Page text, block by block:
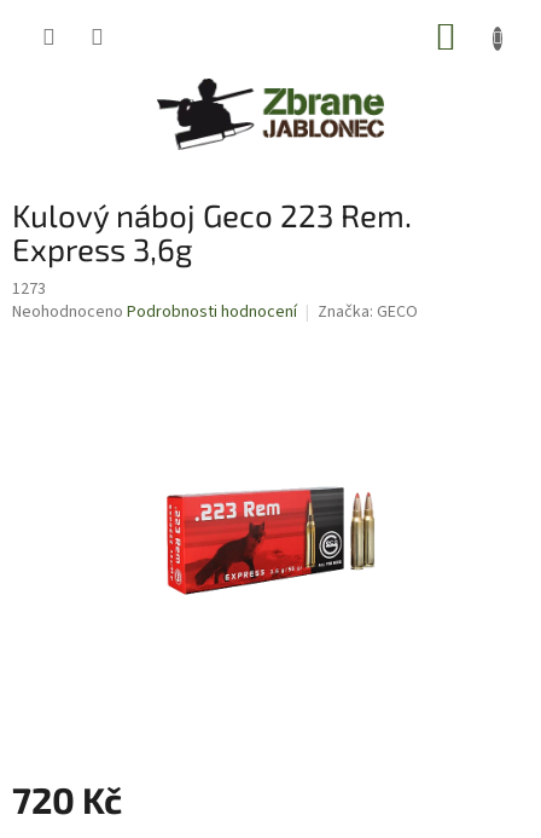
Kulový náboj Geco 223 Rem.
Express 3,6g
1273
Průměrné
Neohodnoceno Podrobnosti hodnocení Značka: GECO
720 Kč